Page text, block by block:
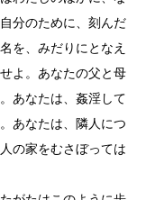
分のために、刻んだ
を、みだりにとなえ
よ。あなたの父と母
あなたは、姦淫して
あなたは、隣人につ
の家をむさぼっては